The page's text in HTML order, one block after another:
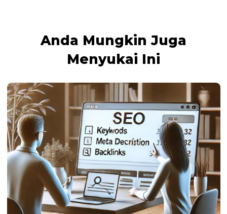
Anda Mungkin Juga
Menyukai Ini